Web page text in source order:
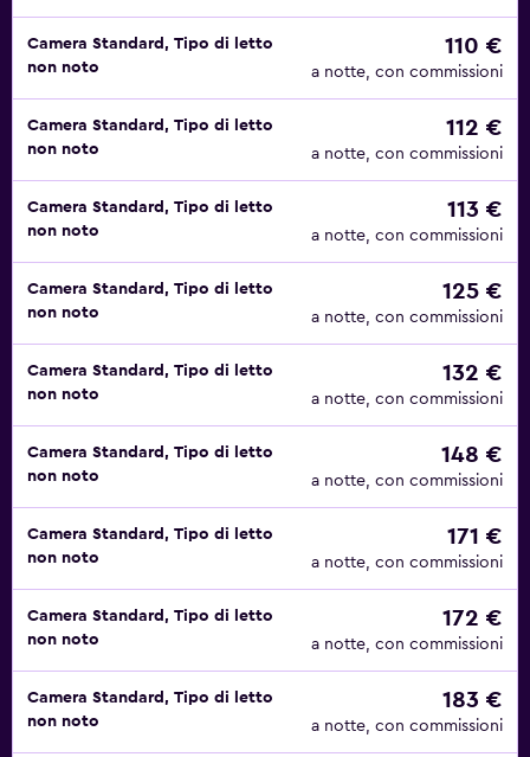
Camera Standard, Tipo di letto
non noto
110 €
a notte, con commissioni
Camera Standard, Tipo di letto
non noto
112 €
a notte, con commissioni
Camera Standard, Tipo di letto
non noto
113 €
a notte, con commissioni
Camera Standard, Tipo di letto
non noto
125 €
a notte, con commissioni
Camera Standard, Tipo di letto
non noto
132 €
a notte, con commissioni
Camera Standard, Tipo di letto
non noto
148 €
a notte, con commissioni
Camera Standard, Tipo di letto
non noto
171 €
a notte, con commissioni
Camera Standard, Tipo di letto
non noto
172 €
a notte, con commissioni
Camera Standard, Tipo di letto
non noto
183 €
a notte, con commissioni